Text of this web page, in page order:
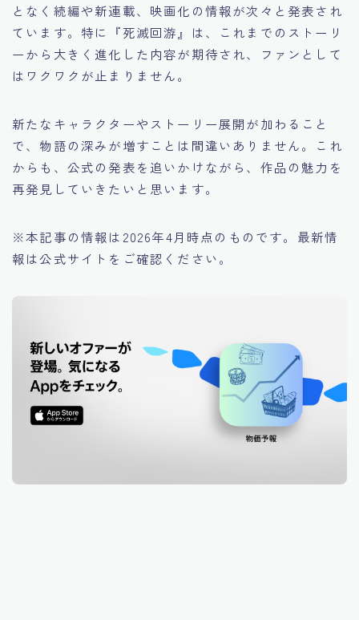
となく続編や新連載、映画化の情報が次々と発表され
ています。特に『死滅回游』は、これまでのストーリ
ーから大きく進化した内容が期待され、ファンとして
はワクワクが止まりません。
新たなキャラクターやストーリー展開が加わること
で、物語の深みが増すことは間違いありません。これ
からも、公式の発表を追いかけながら、作品の魅力を
再発見していきたいと思います。
※本記事の情報は2026年4月時点のものです。最新情
報は公式サイトをご確認ください。